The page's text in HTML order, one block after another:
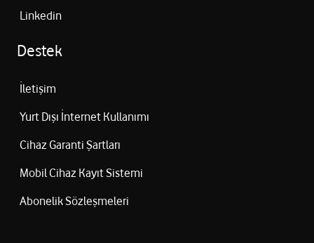
Linkedin
Destek
İletişim
Yurt Dışı İnternet Kullanımı
Cihaz Garanti Şartları
Mobil Cihaz Kayıt Sistemi
Abonelik Sözleşmeleri